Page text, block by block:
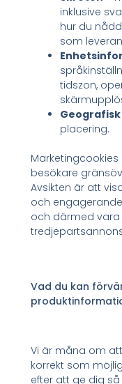
inklusive
hur du
som
tidszon,
placering.
besökare
Avsikten är att
och
och därmed
Vad du kan
Vi är måna om
korrekt som
efter att ge dig